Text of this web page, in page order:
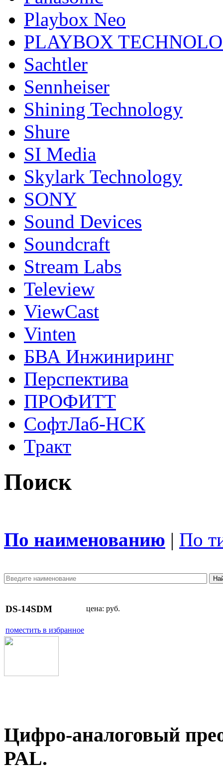
Playbox Neo
PLAYBOX
Sachtler
Sennheiser
Shining Technology
Shure
SI Media
Skylark Technology
SONY
Sound Devices
Soundcraft
Stream Labs
Teleview
ViewCast
Vinten
БВА Инжиниринг
Перспектива
ПРОФИТТ
СофтЛаб-НСК
Тракт
Поиск
По наименованию | По
DS-14SDM цена: руб.
поместить в избранное
Цифро-аналоговый
PAL.